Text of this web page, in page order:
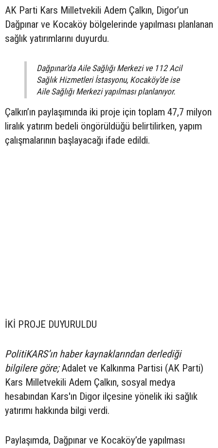
AK Parti Kars Milletvekili Adem Çalkın, Digor’un
Dağpınar ve Kocaköy bölgelerinde yapılması planlanan
sağlık yatırımlarını duyurdu.
Dağpınar’da Aile Sağlığı Merkezi ve 112 Acil
Sağlık Hizmetleri İstasyonu, Kocaköy’de ise
Aile Sağlığı Merkezi yapılması planlanıyor.
Çalkın’ın paylaşımında iki proje için toplam 47,7 milyon
liralık yatırım bedeli öngörüldüğü belirtilirken, yapım
çalışmalarının başlayacağı ifade edildi.
İKİ PROJE DUYURULDU
PolitiKARS’ın haber kaynaklarından derlediği
bilgilere göre;Adalet ve Kalkınma Partisi (AK Parti)
Kars Milletvekili Adem Çalkın, sosyal medya
hesabından Kars'ın Digor ilçesine yönelik iki sağlık
yatırımı hakkında bilgi verdi.
Paylaşımda, Dağpınar ve Kocaköy’de yapılması